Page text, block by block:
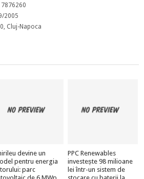
2005
Cluj-Napoca
devine un
pentru energia
parc
PPC Renewables
investește 98 milioane
lei într-un sistem de